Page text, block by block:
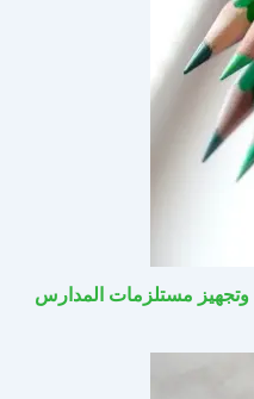
وتجهيز مستلزمات المدارس